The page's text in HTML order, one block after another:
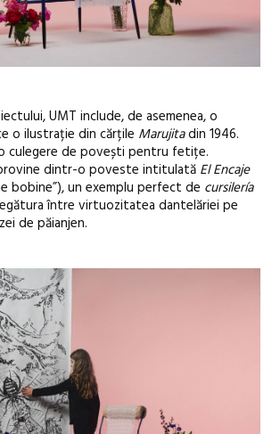
UMT include, de asemenea, o
o ilustrație din cărțile Marujitadin 1946.
culegere de povești pentru fetițe.
dintr-o poveste intitulată El Encaje
bobine”), un exemplu perfect de cursilería
între virtuozitatea dantelăriei pe
de păianjen.